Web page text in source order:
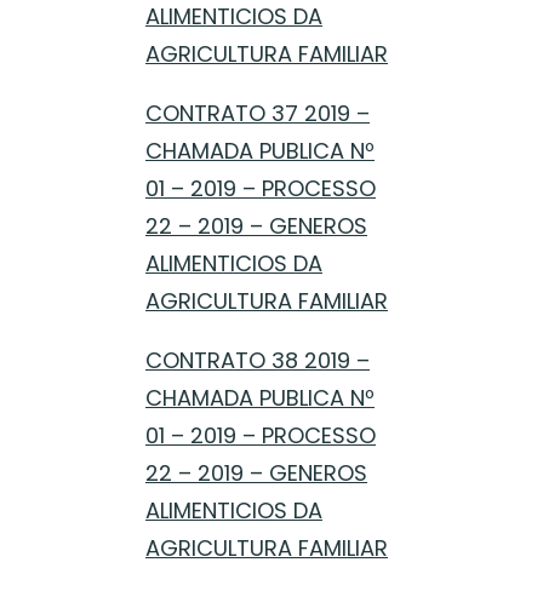
ALIMENTICIOS DA
AGRICULTURA FAMILIAR
CONTRATO 37 2019 –
CHAMADA PUBLICA Nº
01 – 2019 – PROCESSO
22 – 2019 – GENEROS
ALIMENTICIOS DA
AGRICULTURA FAMILIAR
CONTRATO 38 2019 –
CHAMADA PUBLICA Nº
01 – 2019 – PROCESSO
22 – 2019 – GENEROS
ALIMENTICIOS DA
AGRICULTURA FAMILIAR